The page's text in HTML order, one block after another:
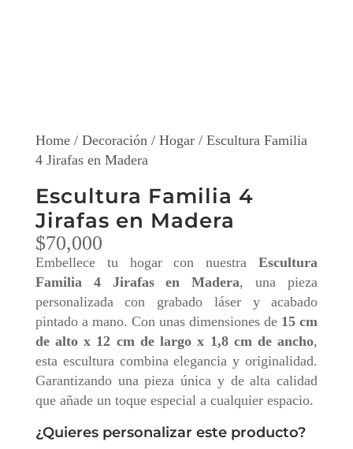
Home/ Decoración / Hogar/ Escultura Familia
4 Jirafas en Madera
Escultura Familia 4
Jirafas en Madera
$70,000
Embellece tu hogar con nuestraEscultura
Familia 4 Jirafas en Madera, una pieza
personalizada con grabado láser y acabado
pintado a mano. Con unas dimensiones de 15 cm
de alto x 12 cm de largo x 1,8 cm de ancho,
esta escultura combina elegancia y originalidad.
Garantizando una pieza única y de alta calidad
que añade un toque especial a cualquier espacio.
¿Quieres personalizar este producto?